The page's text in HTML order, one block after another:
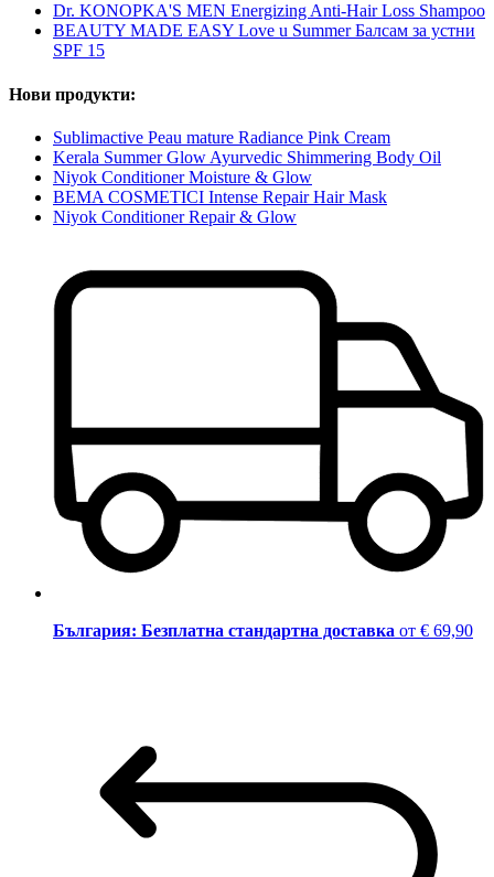
Dr. KONOPKA'S MEN Energizing Anti-Hair Loss Shampoo
BEAUTY MADE EASY Love u Summer Балсам за устни
SPF 15
Нови продукти:
Sublimactive Peau mature Radiance Pink Cream
Kerala Summer Glow Ayurvedic Shimmering Body Oil
Niyok Conditioner Moisture & Glow
BEMA COSMETICI Intense Repair Hair Mask
Niyok Conditioner Repair & Glow
България: Безплатна стандартна доставка от € 69,90